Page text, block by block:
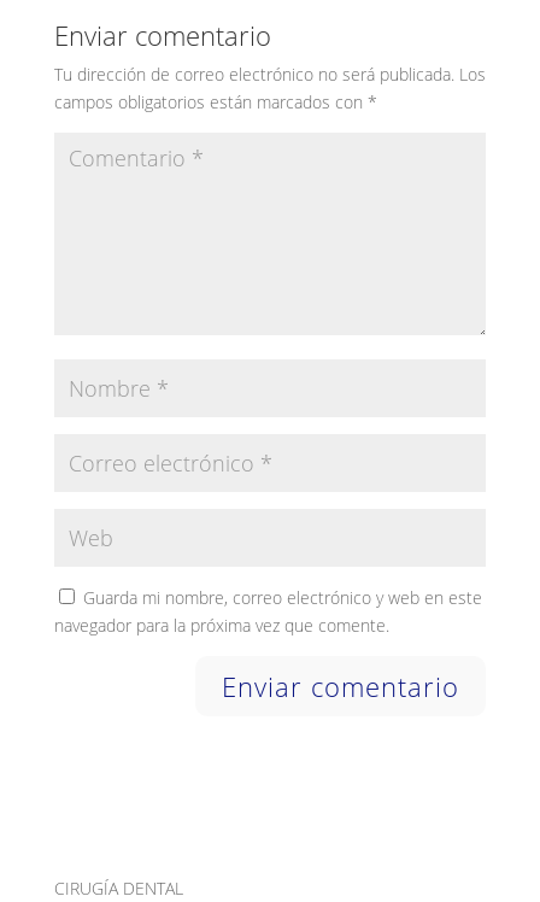
Enviar comentario
Tu dirección de correo electrónico no será publicada. Los
campos obligatorios están marcados con *
Guarda mi nombre, correo electrónico y web en este
navegador para la próxima vez que comente.
CIRUGÍA DENTAL